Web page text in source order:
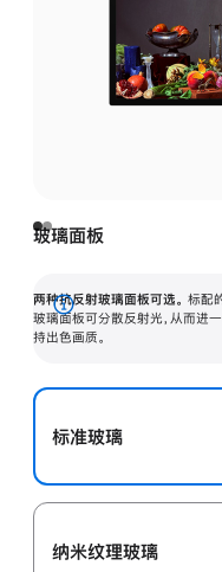
玻璃面板
两种抗反射玻璃面板可选。 标配
玻璃面板可分散反射光，从而进
持出色画质。
展
开
标准玻璃
纳米纹理玻璃